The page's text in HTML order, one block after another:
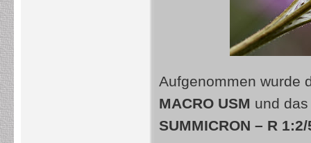
Aufgenommen wurde
MACRO USM und
SUMMICRON – R 1:2/